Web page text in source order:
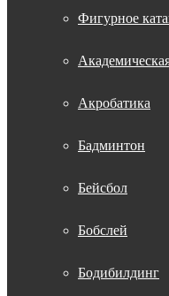
Фигурное
Акробатика
Бадминтон
Бейсбол
Бобслей
Бодибилдинг